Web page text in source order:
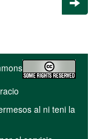
al ni teni la